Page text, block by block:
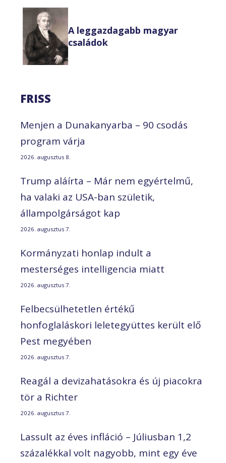
A leggazdagabb magyar
családok
FRISS
Menjen a Dunakanyarba – 90 csodás
program várja
2026. augusztus 8.
Trump aláírta – Már nem egyértelmű,
ha valaki az USA-ban születik,
állampolgárságot kap
2026. augusztus 7.
Kormányzati honlap indult a
mesterséges intelligencia miatt
2026. augusztus 7.
Felbecsülhetetlen értékű
honfoglaláskori leletegyüttes került elő
Pest megyében
2026. augusztus 7.
Reagál a devizahatásokra és új piacokra
tör a Richter
2026. augusztus 7.
Lassult az éves infláció – Júliusban 1,2
százalékkal volt nagyobb, mint egy éve